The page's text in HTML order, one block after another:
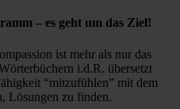
– es geht um das Ziel!
ist mehr als nur das
i.d.R. übersetzt
“mitzu­fühlen” mit dem
Lösungen zu finden.